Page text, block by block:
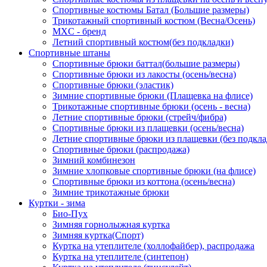
Спортивные костюмы Батал (Большие размеры)
Трикотажный спортивный костюм (Весна/Осень)
MXC - бренд
Летний спортивный костюм(без подкладки)
Спортивные штаны
Спортивные брюки баттал(большие размеры)
Спортивные брюки из лакосты (осень/весна)
Спортивные брюки (эластик)
Зимние спортивные брюки (Плащевка на флисе)
Трикотажные спортивные брюки (осень - весна)
Летние спортивные брюки (стрейч/фибра)
Спортивные брюки из плащевки (осень/весна)
Летние спортивные брюки из плащевки (без
Спортивные брюки (распродажа)
Зимний комбинезон
Зимние хлопковые спортивные брюки (на флисе)
Спортивные брюки из коттона (осень/весна)
Зимние трикотажные брюки
Куртки - зима
Био-Пух
Зимняя горнолыжная куртка
Зимняя куртка(Спорт)
Куртка на утеплителе (холлофайбер), распродажа
Куртка на утеплителе (синтепон)